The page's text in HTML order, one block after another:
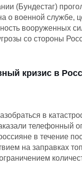
(Бундестаг)
о военной службе,
вооруженных
со стороны
кризис в
в
телефонный
в течение
на заправках